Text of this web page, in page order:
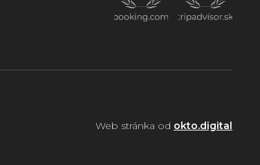
Web stránka od okto.digital